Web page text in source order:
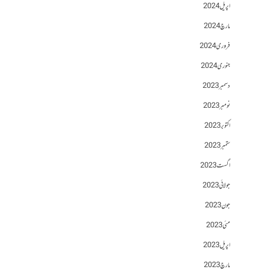
اپریل 2024
مارچ 2024
فروری 2024
جنوری 2024
دسمبر 2023
نومبر 2023
اکتوبر 2023
ستمبر 2023
اگست 2023
جولائی 2023
جون 2023
مئی 2023
اپریل 2023
مارچ 2023